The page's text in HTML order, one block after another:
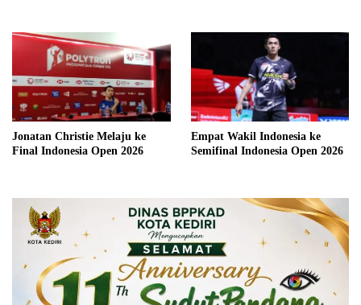
Jonatan Christie Melaju ke
Final Indonesia Open 2026
Empat Wakil Indonesia ke
Semifinal Indonesia Open 2026